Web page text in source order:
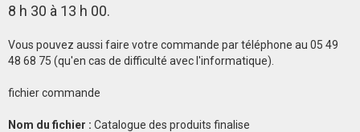
8 h 30 à 13 h 00.
Vous pouvez aussi faire votre commande par téléphone au 05 49
48 68 75 (qu'en cas de difficulté avec l'informatique).
fichier commande
Nom du fichier : Catalogue des produits finalise